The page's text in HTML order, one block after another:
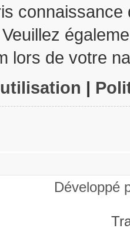
lors de votre
|
Développé